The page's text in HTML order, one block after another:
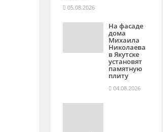
05.08.2026
На фасаде
дома
Михаила
Николаева
в Якутске
установят
памятную
плиту
04.08.2026